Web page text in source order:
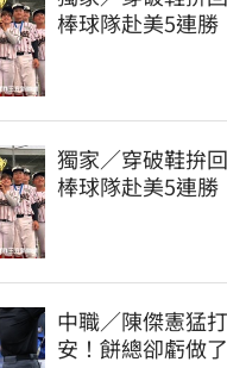
棒球隊赴美5連
獨家／穿破鞋拚
棒球隊赴美5連
中職／陳傑憲猛
安！餅總卻虧做